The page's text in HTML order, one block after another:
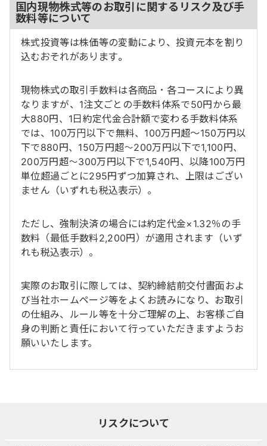
国内現物株式等のお取引に関するリスク及び手
数料等について
株式投資等は株価等の変動により、投資元本を割り
込むおそれがあります。
現物株式の取引手数料は各商品・各コースにより異
なりますが、1注文ごとの手数料体系で50円から最
大880円、1日約定代金合計額で変わる手数料体系
では、100万円以下で無料、100万円超～150万円以
下で880円、150万円超～200万円以下で1,100円、
200万円超～300万円以下で1,540円、以降100万円
単位超過ごとに295円ずつ加算され、上限はござい
ません（いずれも税込表示）。
ただし、強制決済の場合には約定代金×1.32％の手
数料（最低手数料2,200円）が適用されます（いず
れも税込表示）。
実際のお取引に際しては、契約締結前交付書面およ
び当社ホームページ等をよくお読みになり、お取引
の仕組み、ルール等を十分ご理解の上、お客様ご自
身の判断と責任において行っていただきますようお
願いいたします。
リスクについて